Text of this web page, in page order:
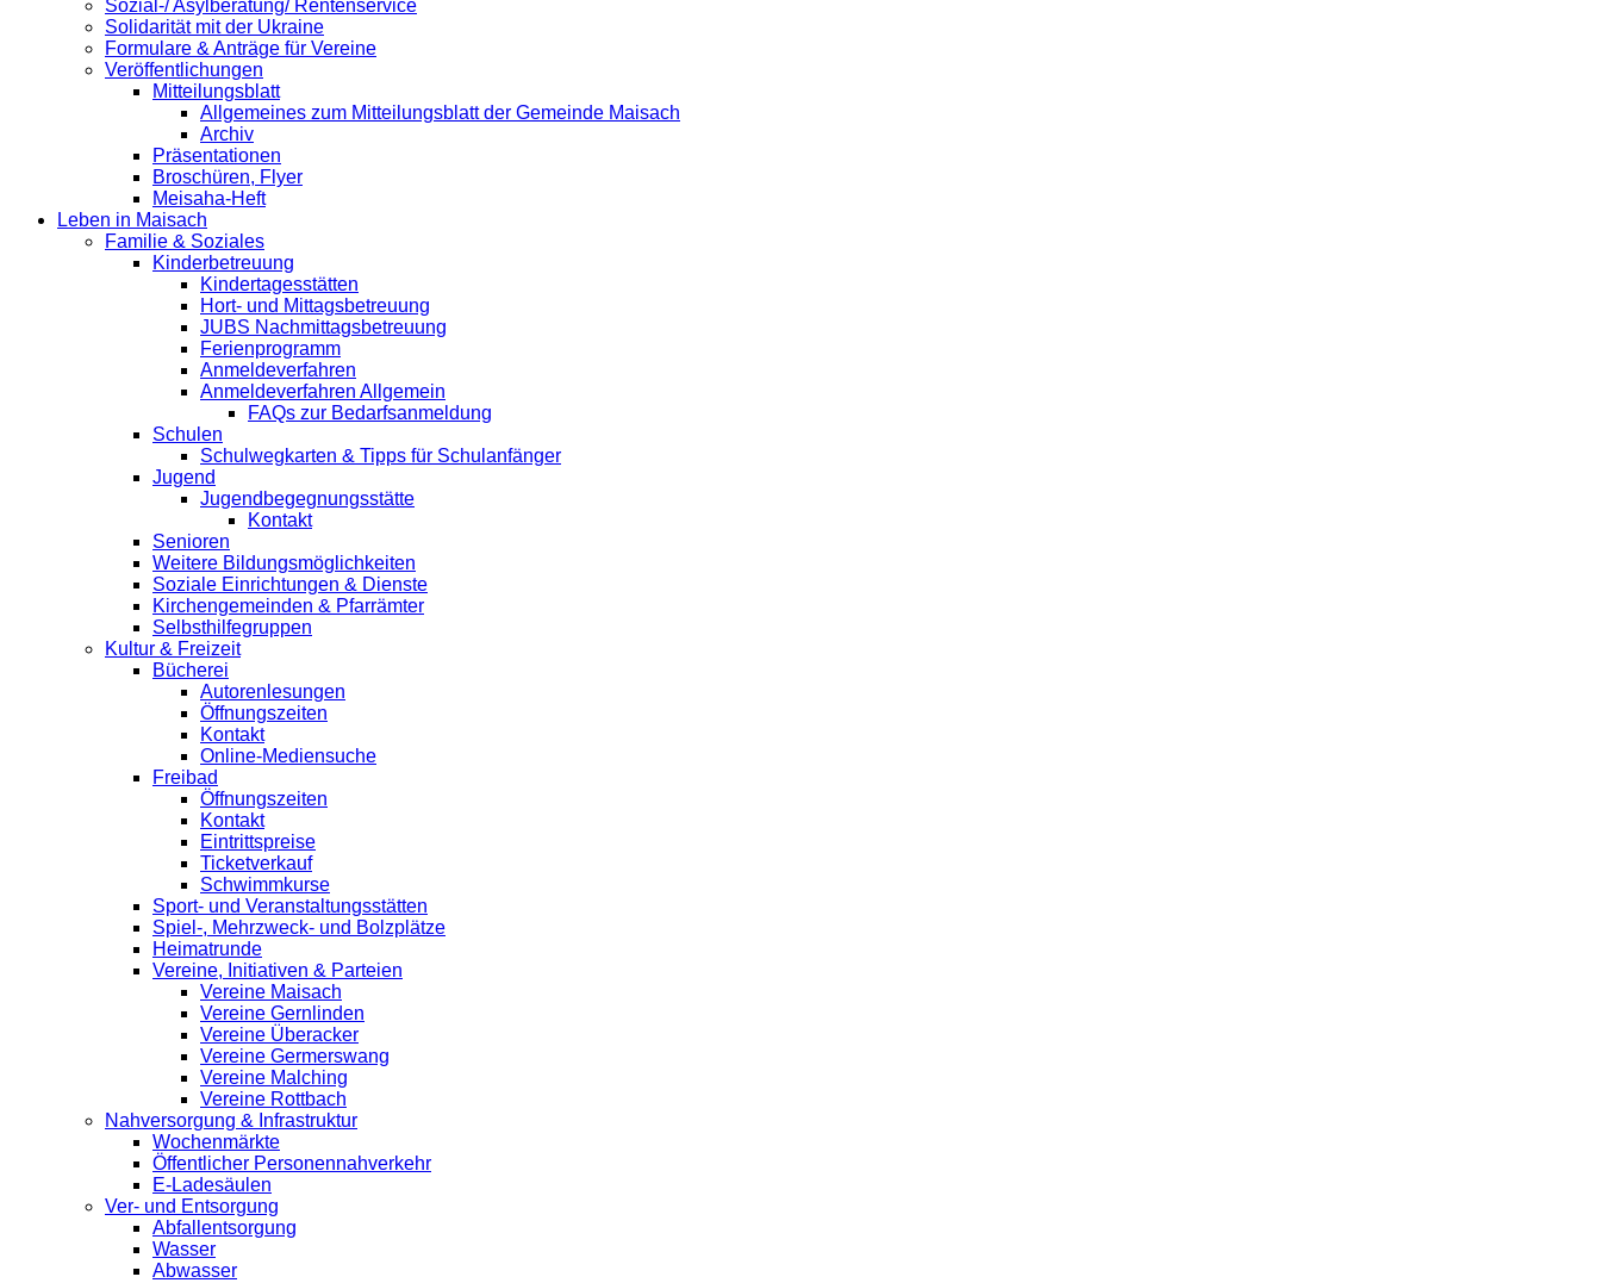
Sozial-/ Asylberatung/ Rentenservice
Solidarität mit der Ukraine
Formulare & Anträge für Vereine
Veröffentlichungen
Mitteilungsblatt
Allgemeines zum Mitteilungsblatt der Gemeinde Maisach
Archiv
Präsentationen
Broschüren, Flyer
Meisaha-Heft
Leben in Maisach
Familie & Soziales
Kinderbetreuung
Kindertagesstätten
Hort- und Mittagsbetreuung
JUBS Nachmittagsbetreuung
Ferienprogramm
Anmeldeverfahren
Anmeldeverfahren Allgemein
FAQs zur Bedarfsanmeldung
Schulen
Schulwegkarten & Tipps für Schulanfänger
Jugend
Jugendbegegnungsstätte
Kontakt
Senioren
Weitere Bildungsmöglichkeiten
Soziale Einrichtungen & Dienste
Kirchengemeinden & Pfarrämter
Selbsthilfegruppen
Kultur & Freizeit
Bücherei
Autorenlesungen
Öffnungszeiten
Kontakt
Online-Mediensuche
Freibad
Öffnungszeiten
Kontakt
Eintrittspreise
Ticketverkauf
Schwimmkurse
Sport- und Veranstaltungsstätten
Spiel-, Mehrzweck- und Bolzplätze
Heimatrunde
Vereine, Initiativen & Parteien
Vereine Maisach
Vereine Gernlinden
Vereine Überacker
Vereine Germerswang
Vereine Malching
Vereine Rottbach
Nahversorgung & Infrastruktur
Wochenmärkte
Öffentlicher Personennahverkehr
E-Ladesäulen
Ver- und Entsorgung
Abfallentsorgung
Wasser
Abwasser